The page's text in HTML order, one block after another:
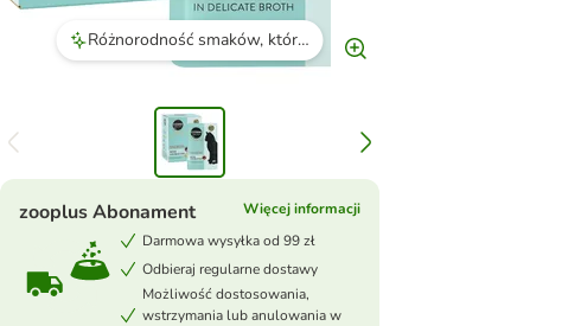
Różnorodność smaków, które koty uwielbiają.
zooplus Abonament
Więcej informacji
Darmowa wysyłka od 99 zł
Odbieraj regularne dostawy
Możliwość dostosowania,
wstrzymania lub anulowania w